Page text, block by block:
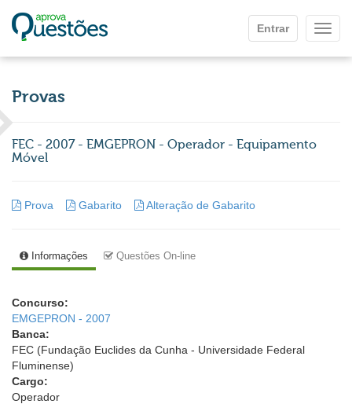
Entrar
Provas
FEC - 2007 - EMGEPRON - Operador - Equipamento
Móvel
Prova Gabarito Alteração de Gabarito
Informações Questões On-line
Concurso:
EMGEPRON - 2007
Banca:
FEC (Fundação Euclides da Cunha - Universidade Federal
Fluminense)
Cargo:
Operador